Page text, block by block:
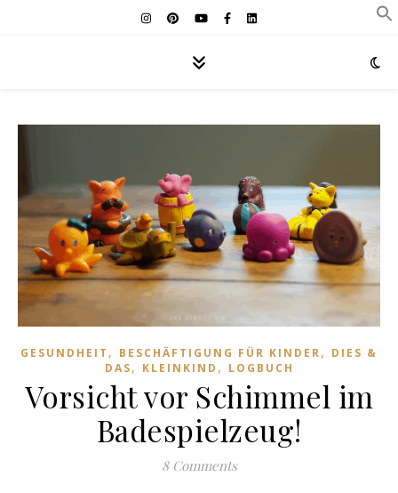
GESUNDHEIT , BESCHÄFTIGUNG FÜR KINDER, DIES &
DAS, KLEINKIND , LOGBUCH
Vorsicht vor Schimmel im
Badespielzeug!
8 Comments